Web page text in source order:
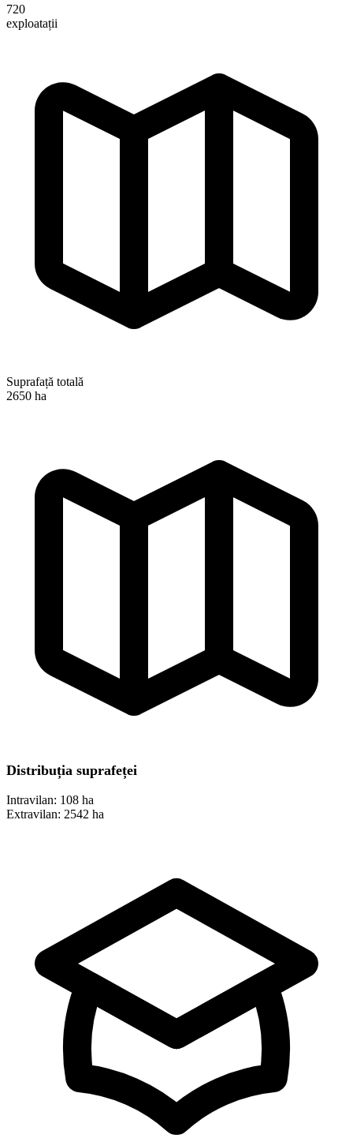
720
exploatații
Suprafață totală
2650 ha
Distribuția suprafeței
Intravilan: 108 ha
Extravilan: 2542 ha